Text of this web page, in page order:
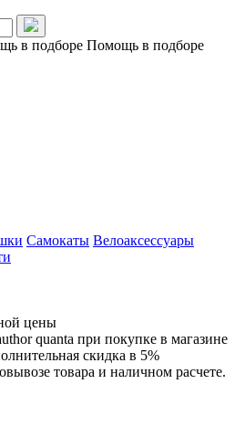
в подборе Помощь в подборе
Самокаты Велоаксессуары
цены
quanta при покупке в магазине
скидка в 5%
товара и наличном расчете.